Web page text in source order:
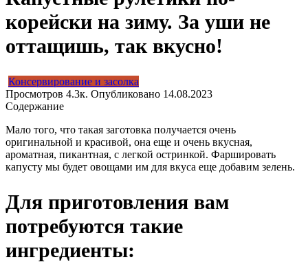
корейски на зиму. За уши не
оттащишь, так вкусно!
Консервирование и засолка
Просмотров 4.3к. Опубликовано 14.08.2023
Содержание
Мало того, что такая заготовка получается очень
оригинальной и красивой, она еще и очень вкусная,
ароматная, пикантная, с легкой остринкой. Фаршировать
капусту мы будет овощами им для вкуса еще добавим зелень.
Для приготовления вам
потребуются такие
ингредиенты: